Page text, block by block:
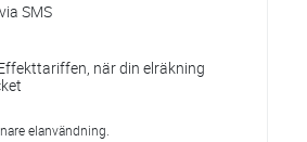
SMS
när din elräkning
elanvändning.